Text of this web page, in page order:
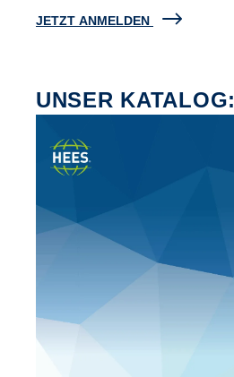
JETZT ANMELDEN
UNSER KATALOG: